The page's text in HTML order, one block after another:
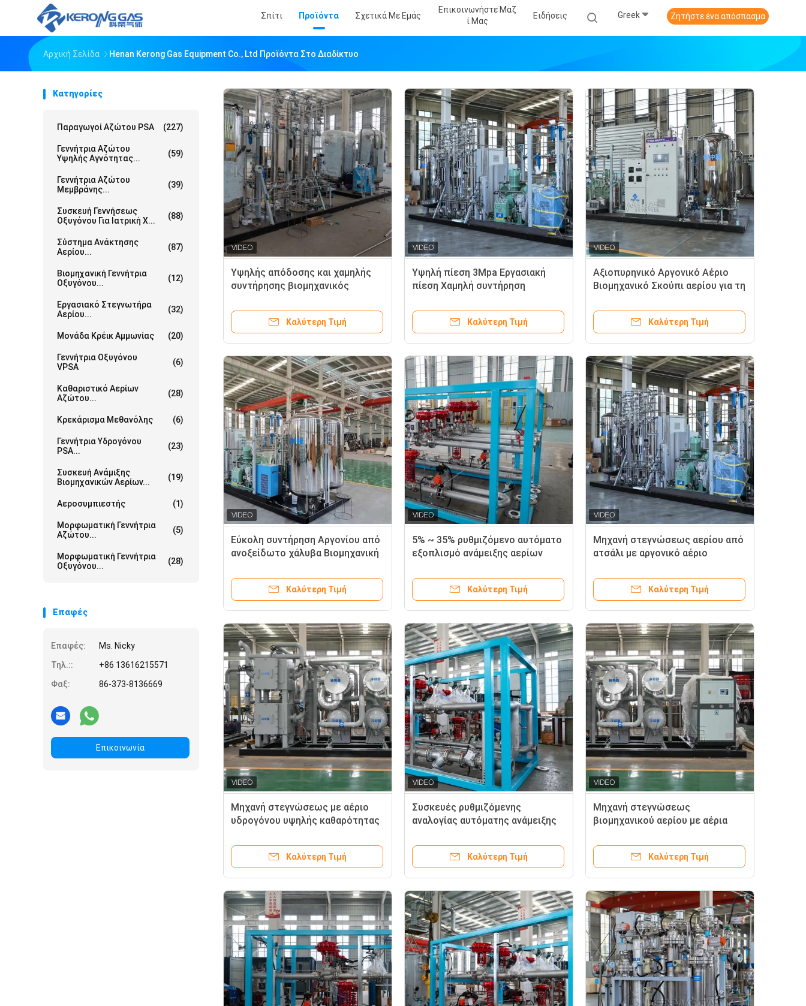
Σπίτι Προϊόντα Σχετικά Με Εμάς
Επικοινωνήστε Μαζ
Ί Μας
Ειδήσεις Greek Ζητήστε ένα απόσπασμα
Αρχική Σελίδα Henan Kerong Gas Equipment Co., Ltd Προϊόντα Στο Διαδίκτυο
Κατηγορίες
Παραγωγοί Αζώτου PSA (227)
Γεννήτρια Αζώτου
Υψηλής Αγνότητας...
(59)
Γεννήτρια Αζώτου
Μεμβράνης...
(39)
Συσκευή Γεννήσεως
Οξυγόνου Για Ιατρική Χ...
(88)
Σύστημα Ανάκτησης
Αερίου...
(87)
Βιομηχανική Γεννήτρια
Οξυγόνου...
(12)
Εργασιακό Στεγνωτήρα
Αερίου...
(32)
Μονάδα Κρέικ Αμμωνίας (20)
Γεννήτρια Οξυγόνου
VPSA
(6)
Καθαριστικό Αερίων
Αζώτου...
(28)
Κρεκάρισμα Μεθανόλης (6)
Γεννήτρια Υδρογόνου
PSA...
(23)
Συσκευή Ανάμιξης
Βιομηχανικών Αερίων...
(19)
Αεροσυμπιεστής (1)
Μορφωματική Γεννήτρια
Αζώτου...
(5)
Μορφωματική Γεννήτρια
Οξυγόνου...
(28)
Επαφές
Επαφές:
Ms. Nicky
Τηλ.::
+86 13616215571
Φαξ:
86-373-8136669
Επικοινωνία
Υψηλής απόδοσης και χαμηλής
συντήρησης βιομηχανικός
βολφραμίου
Καλύτερη Τιμή
Υψηλή πίεση 3Mpa Εργασιακή
πίεση Χαμηλή συντήρηση
Καλύτερη Τιμή
Αξιοπυρηνικό Αργονικό Αέριο
Βιομηχανικό Σκούπι αερίου για τη
Καλύτερη Τιμή
Εύκολη συντήρηση Αργονίου από
ανοξείδωτο χάλυβα Βιομηχανική
Καλύτερη Τιμή
5% ~ 35% ρυθμιζόμενο αυτόματο
εξοπλισμό ανάμειξης αερίων
Καλύτερη Τιμή
Μηχανή στεγνώσεως αερίου από
ατσάλι με αργονικό αέριο
Καλύτερη Τιμή
Μηχανή στεγνώσεως με αέριο
υδρογόνου υψηλής καθαρότητας
Καλύτερη Τιμή
Συσκευές ρυθμιζόμενης
αναλογίας αυτόματης ανάμειξης
θερμικής επεξεργασίας
Καλύτερη Τιμή
Μηχανή στεγνώσεως
βιομηχανικού αερίου με αέρια
μηδενικής απώλειας
Καλύτερη Τιμή